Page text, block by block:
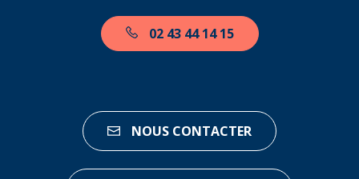
02 43 44 14 15
NOUS CONTACTER